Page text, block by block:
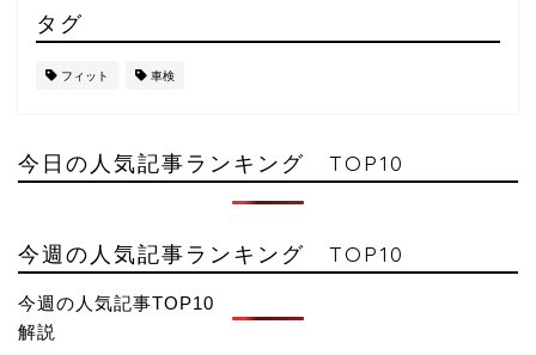
タグ
フィット 車検
今日の人気記事ランキング TOP10
今週の人気記事ランキング TOP10
今週の人気記事TOP10
解説